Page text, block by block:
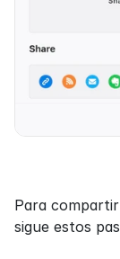
Para
sigue estos